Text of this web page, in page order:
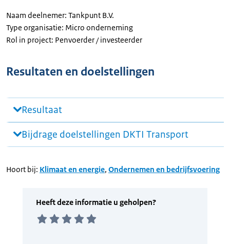
Naam deelnemer: Tankpunt B.V.
Type organisatie: Micro onderneming
Rol in project: Penvoerder / investeerder
Resultaten en doelstellingen
Resultaat
Bijdrage doelstellingen DKTI Transport
Hoort bij: Klimaat en energie, Ondernemen en bedrijfsvoering